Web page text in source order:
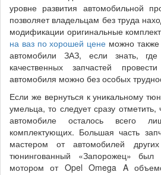
уровне развития автомобильной
позволяет владельцам без труда
модификации оригинальные
на ваз по хорошей цене можно также
автомобили ЗАЗ, если знать,
качественных запчастей
автомобиля можно без особых
Если же вернуться к уникальному
умельца, то следует сразу
автомобиле осталось всего
комплектующих. Большая часть
мастером от автомобилей
тюнингованный «Запорожец» был
мотором от Opel Omega A